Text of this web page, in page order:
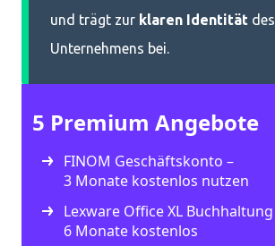
und trägt zur klaren Identität des
Unternehmens bei.
5 Premium Angebote
FINOM Geschäftskonto –
3 Monate kostenlos nutzen
Lexware Office XL Buchhaltung
6 Monate kostenlos